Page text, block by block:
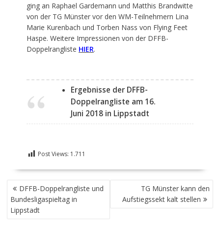
ging an Raphael Gardemann und Matthis Brandwitte
von der TG Münster vor den WM-Teilnehmern Lina
Marie Kurenbach und Torben Nass von Flying Feet
Haspe. Weitere Impressionen von der DFFB-
Doppelrangliste HIER.
Ergebnisse der DFFB-
Doppelrangliste am 16.
Juni 2018 in Lippstadt
Post Views: 1.711
BEITRAGSNAVIGATION
DFFB-Doppelrangliste und
Bundesligaspieltag in
Lippstadt
TG Münster kann den
Aufstiegssekt kalt stellen